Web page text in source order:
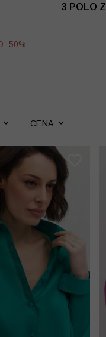
3 POLO
WYPRZEDAŻ DO -
-50%
CENA